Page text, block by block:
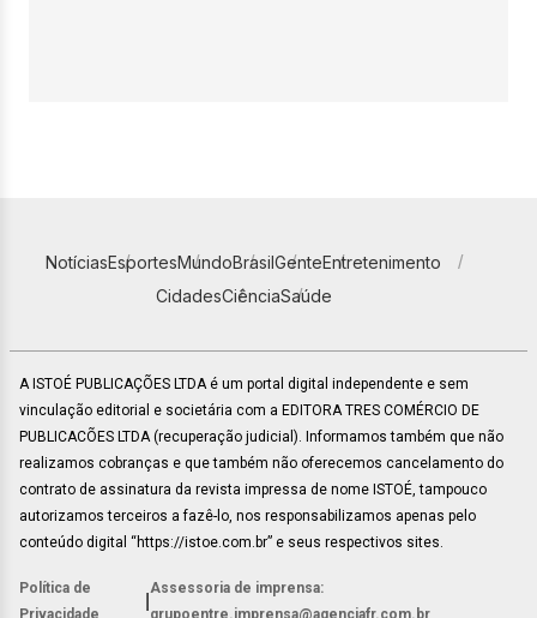
NotíciasEsportesMundoBrasilGenteEntretenimento
CidadesCiênciaSaúde
A ISTOÉ PUBLICAÇÕES LTDA é um portal digital independente e sem
vinculação editorial e societária com a EDITORA TRES COMÉRCIO DE
PUBLICACÕES LTDA (recuperação judicial). Informamos também que não
realizamos cobranças e que também não oferecemos cancelamento do
contrato de assinatura da revista impressa de nome ISTOÉ, tampouco
autorizamos terceiros a fazê-lo, nos responsabilizamos apenas pelo
conteúdo digital “https://istoe.com.br” e seus respectivos sites.
Política de
Privacidade
Assessoria de imprensa:
grupoentre.imprensa@agenciafr.com.br